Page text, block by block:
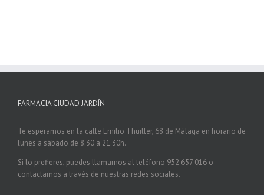
FARMACIA CIUDAD JARDÍN
Te esperamos en la calle Emilio Thuiller, 68 de Málaga en horario de
lunes a sábado de 8.30 a 21.30h.
Si lo prefieres, puedes llamarnos al teléfono 952 657 016 o
contactarnos a través de nuestras redes sociales.